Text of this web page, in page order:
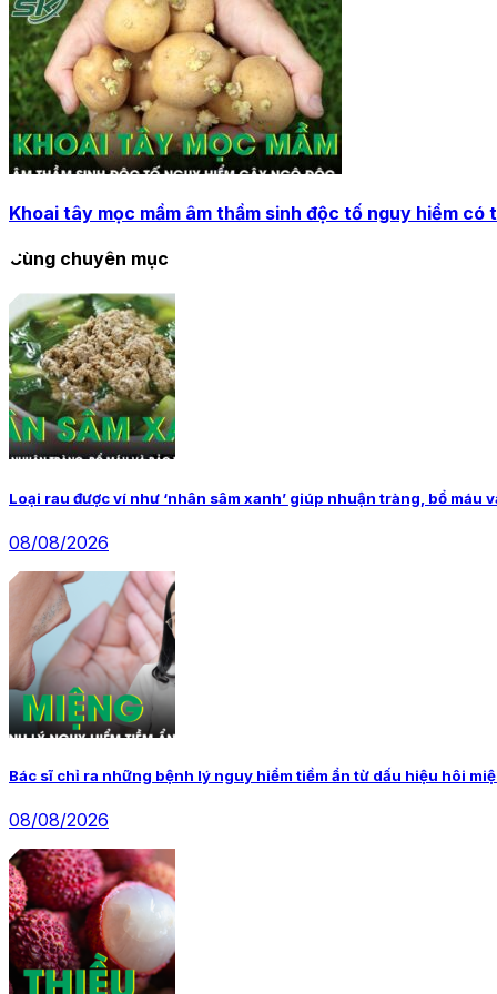
Khoai tây mọc mầm âm thầm sinh độc tố nguy hiểm có
Cùng chuyên mục
Loại rau được ví như ‘nhân sâm xanh’ giúp nhuận tràng, bổ máu
08/08/2026
Bác sĩ chỉ ra những bệnh lý nguy hiểm tiềm ẩn từ dấu hiệu hôi
08/08/2026